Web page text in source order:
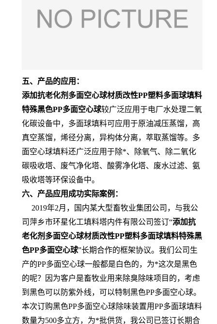
五、产品的应用：
添加抗老化剂多面空心球材质改性PP塑料多面球填料
特殊黑色PP多面空心球较广泛应用于电厂水处理二氧
化碳设备中，多面球填料可应用于原油减压蒸馏，高
真空蒸馏，烯径分离，异构体分离，萃取蒸馏等。多
面空心球填料还广泛应用于除*、除氧气、除二氧化
碳吸收塔、废气净化塔、酸雾净化塔、废水过滤、氨
吸收塔等环保设备中。
六、产品应用成功实际案例：
2019年2月，国内某大型畜牧业集团公司，与我公
司萍乡市环星化工填料塔内件有限公司签订“添加抗
老化剂多面空心球材质改性PP塑料多面球填料特殊黑
色PP多面空心球”长期合作的框架协议。我们公司生
产的PP多面空心球一般都是白色的，为*这次是黑色
的呢？因为客户是畜牧业用来除臭除味项目的，考虑
到黑色可以防紫外线，可以特制黑色PP多面空心球。
本次订购黑色PP多面空心球除味装置用PP多面球填料
数量为500多立方，为*批供货，我公司已签订长期合